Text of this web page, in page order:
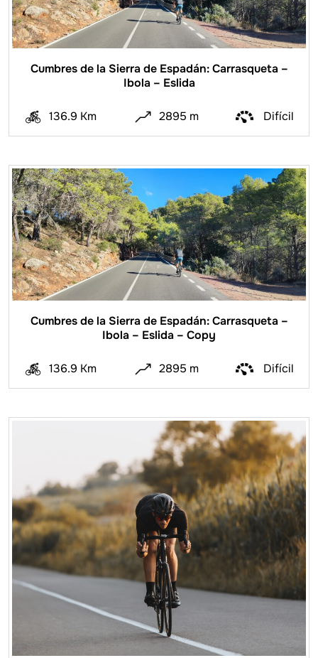
Cumbres de la Sierra de Espadán: Carrasqueta –
Ibola – Eslida
136.9 Km 2895 m Difícil
Cumbres de la Sierra de Espadán: Carrasqueta –
Ibola – Eslida – Copy
136.9 Km 2895 m Difícil